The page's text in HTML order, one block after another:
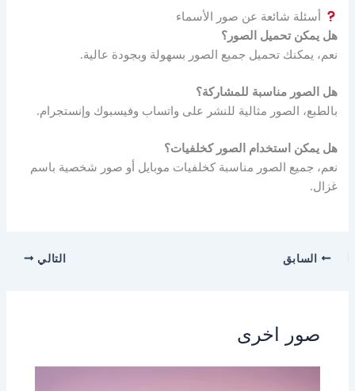
أسئلة شائعة عن صور الأسماء
هل يمكن تحميل الصور؟
نعم، يمكنك تحميل جميع الصور بسهولة وبجودة عالية.
هل الصور مناسبة للمشاركة؟
بالطبع، الصور مثالية للنشر على واتساب وفيسبوك وإنستجرام.
هل يمكن استخدام الصور كخلفيات؟
نعم، جميع الصور مناسبة كخلفيات موبايل أو صور شخصية باسم
غزال.
السابق التالي
صور اخرى